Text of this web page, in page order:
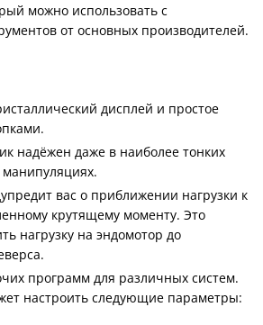
можно использовать с
от основных производителей.
дисплей и простое
надёжен даже в наиболее тонких
вас о приближении нагрузки к
крутящему моменту. Это
нагрузку на эндомотор до
программ для различных систем.
настроить следующие параметры: